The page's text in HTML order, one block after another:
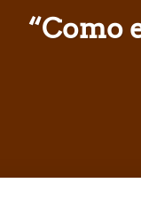
“Como